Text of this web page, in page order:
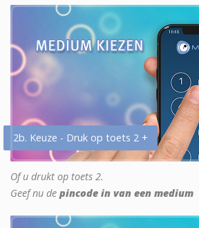
2b. Keuze - Druk op toets 2 +
Of u drukt op toets 2.
Geef nu de pincode in van een medium